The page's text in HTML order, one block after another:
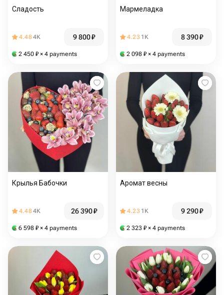
Сладость
4.484K 9 800₽
2 450 ₽ × 4 payments
Мармеладка
4.23 1K 8 390₽
2 098 ₽ × 4 payments
Крылья Бабочки
4.484K 26 390₽
6 598 ₽ × 4 payments
Аромат весны
4.23 1K 9 290₽
2 323 ₽ × 4 payments